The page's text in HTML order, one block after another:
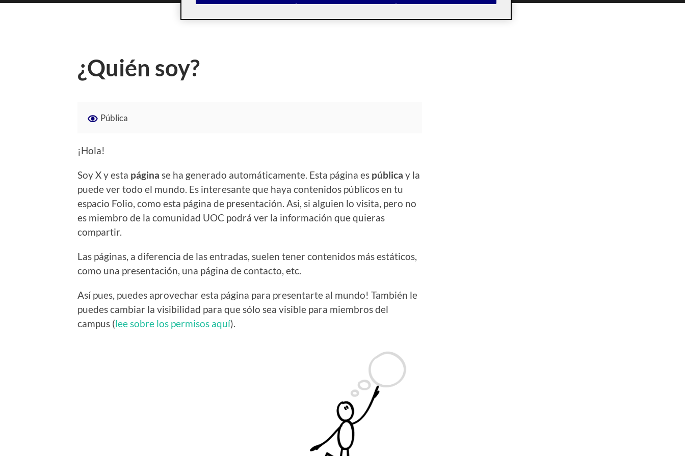
¿Quién soy?
Pública
¡Hola!
Soy X y esta página se ha generado automáticamente. Esta página es pública y la
puede ver todo el mundo. Es interesante que haya contenidos públicos en tu
espacio Folio, como esta página de presentación. Asi, si alguien lo visita, pero no
es miembro de la comunidad UOC podrá ver la información que quieras
compartir.
Las páginas, a diferencia de las entradas, suelen tener contenidos más estáticos,
como una presentación, una página de contacto, etc.
Así pues, puedes aprovechar esta página para presentarte al mundo! También le
puedes cambiar la visibilidad para que sólo sea visible para miembros del
campus (lee sobre los permisos aquí).